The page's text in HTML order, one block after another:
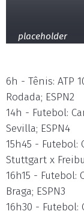
placeholder
6h - Tênis: ATP
Rodada; ESPN2
14h - Futebol:
Sevilla; ESPN4
15h45 -
Stuttgart x
16h15 - Futebol:
Braga; ESPN3
16h30 -